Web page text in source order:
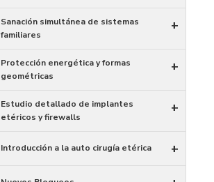
Sanación simultánea de sistemas
familiares
+
Protección energética y formas
geométricas
+
Estudio detallado de implantes
etéricos y firewalls
+
Introducción a la auto cirugía etérica +